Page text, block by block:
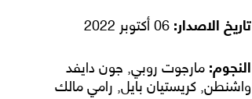
تاريخ الاصدار:
النجوم:مارجوت روبي, جون دايفد
واشنطن, كريستيان بايل, رامي مالك